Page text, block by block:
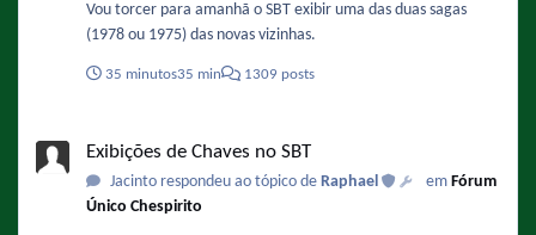
Vou torcer para amanhã o SBT exibir uma das duas sagas
(1978 ou 1975) das novas vizinhas.
35 minutos35 min 1309 posts
Exibições de Chaves no SBT
Jacinto respondeu ao tópico de Raphael em Fórum
Único Chespirito